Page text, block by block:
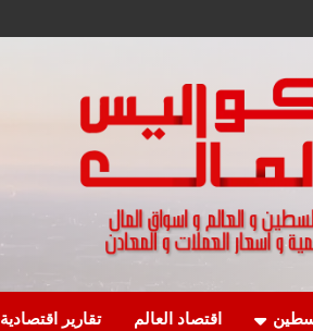
اقتصاد العالم تقارير اقتصادية